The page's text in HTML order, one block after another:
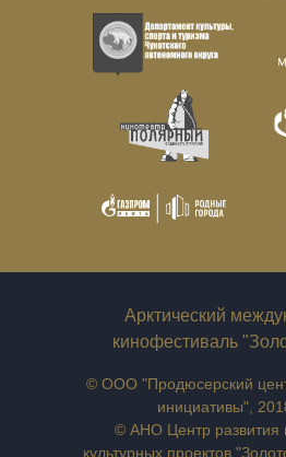
Арктический
кинофестиваль
© ООО "Продюсерский
инициативы",
© АНО Центр развития
культурных проектов